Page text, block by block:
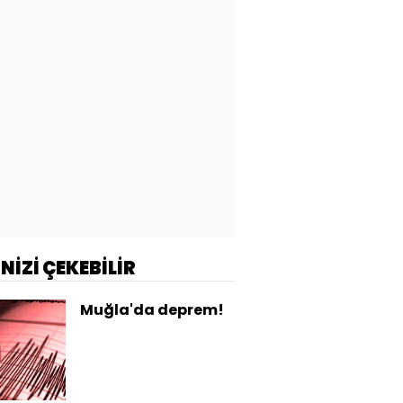
ÇEKEBİLİR
Muğla'da deprem!